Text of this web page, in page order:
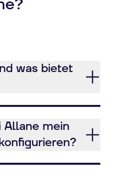
was bietet
Allane mein